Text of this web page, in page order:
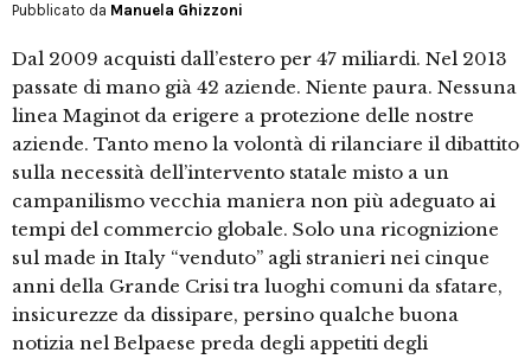
Pubblicato da Manuela Ghizzoni
Dal 2009 acquisti dall’estero per 47 miliardi. Nel 2013
passate di mano già 42 aziende. Niente paura. Nessuna
linea Maginot da erigere a protezione delle nostre
aziende. Tanto meno la volontà di rilanciare il dibattito
sulla necessità dell’intervento statale misto a un
campanilismo vecchia maniera non più adeguato ai
tempi del commercio globale. Solo una ricognizione
sul made in Italy “venduto” agli stranieri nei cinque
anni della Grande Crisi tra luoghi comuni da sfatare,
insicurezze da dissipare, persino qualche buona
notizia nel Belpaese preda degli appetiti degli